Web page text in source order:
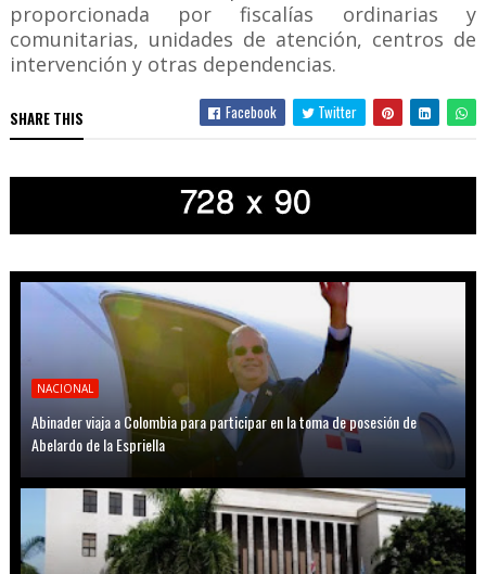
proporcionada por fiscalías ordinarias y
comunitarias, unidades de atención, centros de
intervención y otras dependencias.
SHARE THIS Facebook Twitter
NACIONAL
Abinader viaja a Colombia para participar en la toma de posesión de
Abelardo de la Espriella